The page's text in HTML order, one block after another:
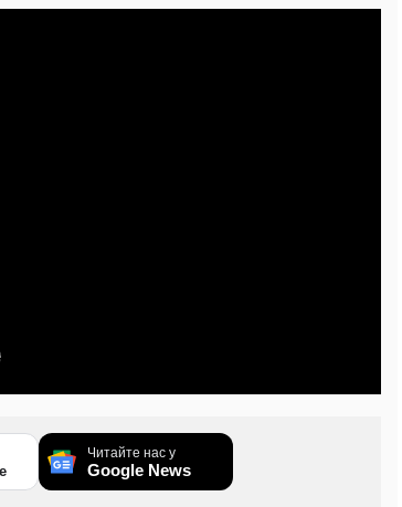
Читайте нас у
Google News